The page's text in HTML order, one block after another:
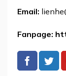
Email:
Fanpage: